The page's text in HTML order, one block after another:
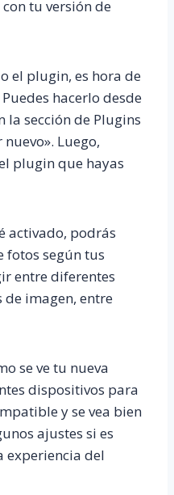
tu versión de
el plugin, es hora de
hacerlo desde
la sección de Plugins
Luego,
plugin que hayas
activado, podrás
fotos según tus
entre diferentes
de imagen, entre
se ve tu nueva
dispositivos para
y se vea bien
ajustes si es
experiencia del